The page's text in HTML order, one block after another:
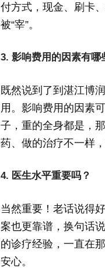
付方式，现金、刷卡
被“宰”。
3. 影响费用的因素有哪
既然说到了到湛江博
用。影响费用的因素
子，重的全身都是，
药、做的治疗不一样
4. 医生水平重要吗？
当然重要！老话说得
案也更靠谱，换句话
的诊疗经验，一直在
安心。